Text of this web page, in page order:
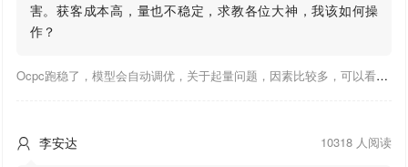
害。获客成本高，量也不稳定，求教各位大神，我该如何操
作？
Ocpc跑稳了，模型会自动调优，关于起量问题，因素比较多，可以看下靠谱推大神出的干货文章，都是经验总结，应该可以找到对应解决。
 李安达 10318 人阅读